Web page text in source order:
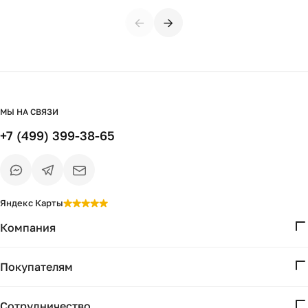
← →
Компания
Проекты
Покупателям
МЫ НА СВЯЗИ
+7 (499) 399-38-65
Яндекс Карты